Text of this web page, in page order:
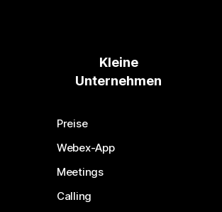
Kleine
Unternehmen
Preise
Webex-App
Meetings
Calling